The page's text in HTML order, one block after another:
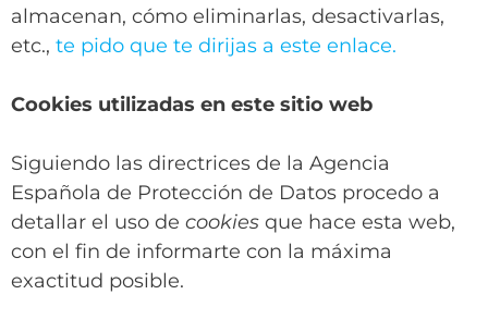
almacenan, cómo eliminarlas, desactivarlas,
etc., te pido que te dirijas a este enlace.
Cookies utilizadas en este sitio web
Siguiendo las directrices de la Agencia
Española de Protección de Datos procedo a
detallar el uso de cookies que hace esta web,
con el fin de informarte con la máxima
exactitud posible.